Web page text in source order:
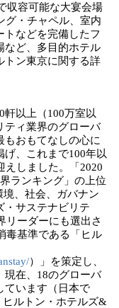
収容可能な大宴会場
グ・チャペル、室内
トなどを完備したフ
など、多目的ホテル
トン東京に関する詳
軒以上（100万室以
ティ業界のグローバ
もおもてなしの心に
、これまで100年以
えしました。「2020
ランキング」の上位
境、社会、ガバナン
・サステナビリテ
リーダーにも選出さ
毒基準である「ヒル
）」を策定し、
現在、18のグローバ
ています（日本で
ルトン・ホテルズ&